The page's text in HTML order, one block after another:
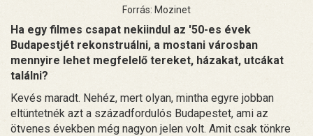
Forrás: Mozinet
Ha egy filmes csapat nekiindul az '50-es évek
Budapestjét rekonstruálni, a mostani városban
mennyire lehet megfelelő tereket, házakat, utcákat
találni?
Kevés maradt. Nehéz, mert olyan, mintha egyre jobban
eltüntetnék azt a századfordulós Budapestet, ami az
ötvenes években még nagyon jelen volt. Amit csak tönkre